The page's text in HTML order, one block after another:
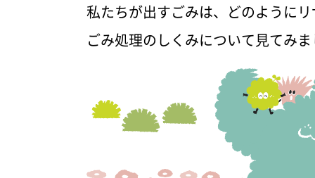
私たちが出すごみは、どのように
ごみ処理のしくみについて見てみ